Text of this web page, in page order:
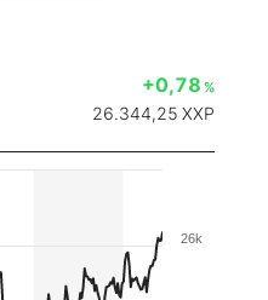
+0,78 %
26.344,25 XXP
26k